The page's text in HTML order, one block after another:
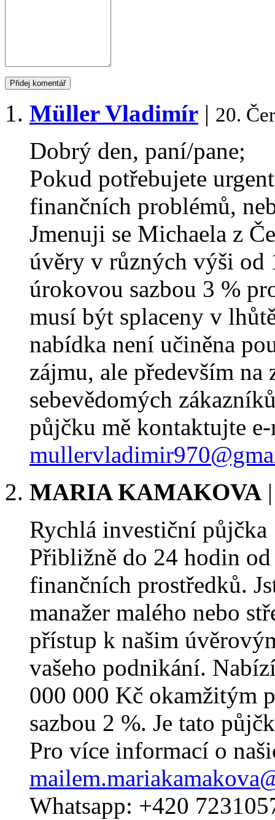
Müller Vladimír | 20.
Dobrý den, paní/pane;
Pokud potřebujete
finančních problémů,
Jmenuji se Michaela z
úvěry v různých výši od
úrokovou sazbou 3 %
musí být splaceny v
nabídka není učiněna
zájmu, ale především
sebevědomých
půjčku mě kontaktujte
MARIA KAMAKOVA
Rychlá investiční půjčka
Přibližně do 24 hodin
finančních prostředků.
manažer malého nebo
přístup k našim
vašeho podnikání.
000 000 Kč okamžitým
sazbou 2 %. Je tato
Pro více informací o
Whatsapp: +420